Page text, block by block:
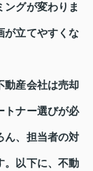
ングが変わりま
が立てやすくな
動産会社は売却
トナー選びが必
ん、担当者の対
。以下に、不動